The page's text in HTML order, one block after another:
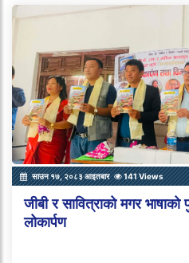
साउन १७, २०८३ आइतबार 141 Views
जीबी र सावित्राको मगर
लोकार्पण